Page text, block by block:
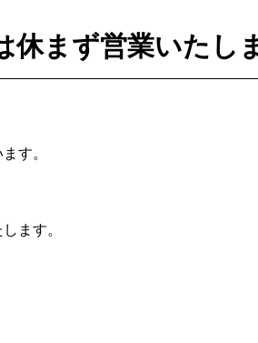
休まず営業いたし
す。
ます。